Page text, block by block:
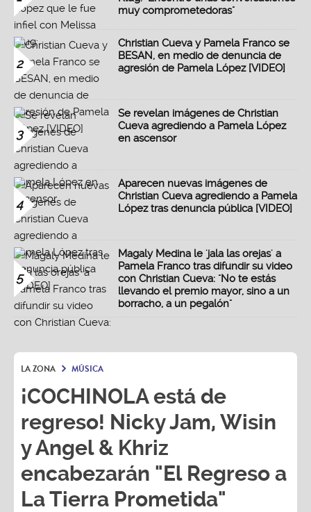
muy comprometedoras"
2
Christian Cueva y Pamela Franco se
BESAN, en medio de denuncia de
agresión de Pamela López [VIDEO]
3
Se revelan imágenes de Christian
Cueva agrediendo a Pamela López
en ascensor
4
Aparecen nuevas imágenes de
Christian Cueva agrediendo a Pamela
López tras denuncia pública [VIDEO]
5
Magaly Medina le 'jala las orejas' a
Pamela Franco tras difundir su video
con Christian Cueva: "No te estás
llevando el premio mayor, sino a un
borracho, a un pegalón"
LA ZONA MÚSICA
¡COCHINOLA está de
regreso! Nicky Jam, Wisin
y Angel & Khriz
encabezarán "El Regreso a
La Tierra Prometida"